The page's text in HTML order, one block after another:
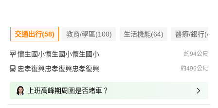
交通出行(58) 教育/學區(100) 生活機能(64) 醫療/銀行(47)
懷生國小懷生國小懷生國小 約94公尺
忠孝復興忠孝復興忠孝復興 約496公尺
上班高峰期周圍是否堵車？